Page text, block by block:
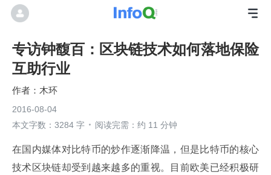
专访钟馥百：区块链技术如何落地保险
互助行业
木环
2016-08-04
本文字数：3284 字
阅读完需：约 11 分钟
在国内媒体对比特币的炒作逐渐降温，但是比特币的核心
技术区块链却受到越来越多的重视。目前欧美已经积极研